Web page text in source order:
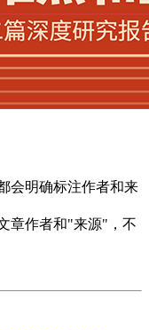
会明确标注作者和来
章作者和"来源"，不